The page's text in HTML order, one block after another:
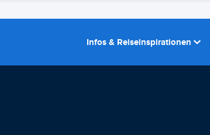
Infos & Reiseinspirationen